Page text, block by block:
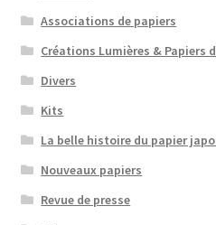
Associations de papiers
Créations Lumières & Papiers
Divers
Kits
La belle histoire du papier
Nouveaux papiers
Revue de presse